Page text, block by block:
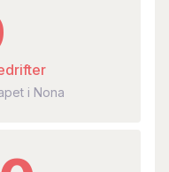
i Nona